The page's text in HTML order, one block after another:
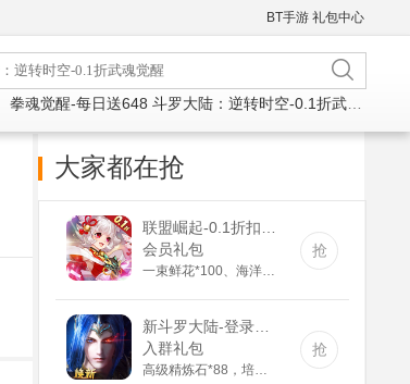
BT手游 礼包中心
拳魂觉醒-每日送648 斗罗大陆：逆转时空-0.1折武魂觉醒
大家都在抢
会员礼包
抢
入群礼包
抢